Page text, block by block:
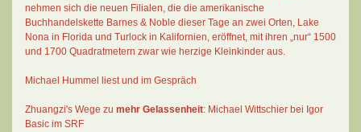
nehmen sich die neuen Filialen, die die amerikanische
Buchhandelskette Barnes & Noble dieser Tage an zwei Orten, Lake
Nona in Florida und Turlock in Kalifornien, eröffnet, mit ihren „nur“ 1500
und 1700 Quadratmetern zwar wie herzige Kleinkinder aus.
Michael Hummel liest und im Gespräch
Zhuangzi's Wege zu mehr Gelassenheit: Michael Wittschier bei Igor
Basic im SRF